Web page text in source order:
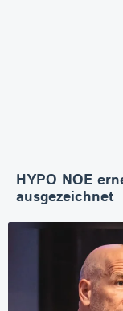
HYPO NOE
ausgezeichnet